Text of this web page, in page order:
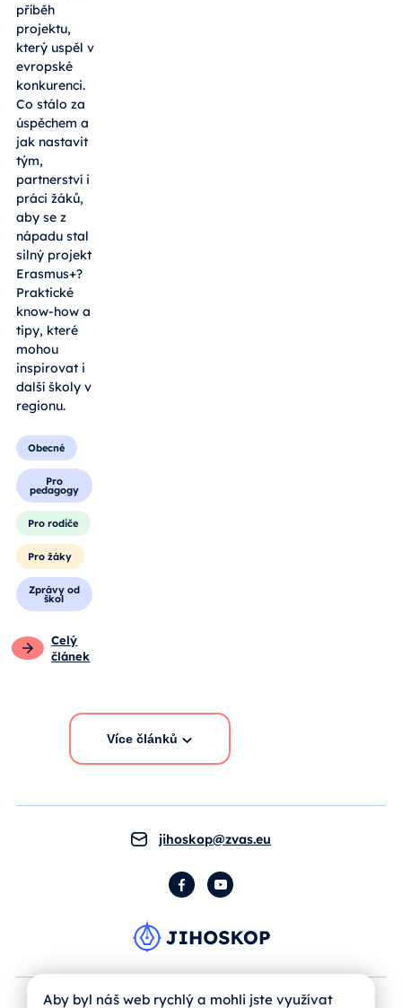
příběh
projektu,
který uspěl v
evropské
konkurenci.
Co stálo za
úspěchem a
jak nastavit
tým,
partnerství i
práci žáků,
aby se z
nápadu stal
silný projekt
Erasmus+?
Praktické
know-how a
tipy, které
mohou
inspirovat i
další školy v
regionu.
Obecné
Pro
pedagogy
Pro rodiče
Pro žáky
Zprávy od
škol
Celý
článek
Více článků
jihoskop@zvas.eu
FacebookYouTube
Aby byl náš web rychlý a mohli jste využívat